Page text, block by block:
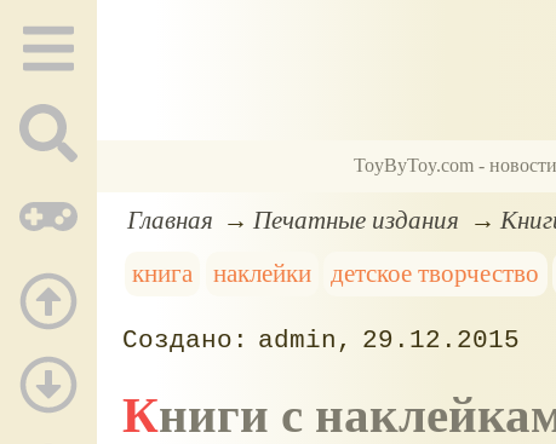
ToyByToy.com -
Главная Печатные издания
книга
наклейки детское творчество
admin 29.12.2015
Книги с